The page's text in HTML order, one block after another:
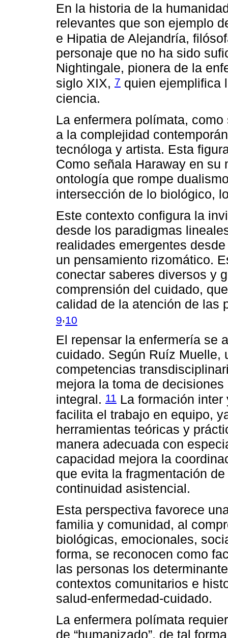
En la historia de la
relevantes que son ejemplo
e Hipatia de Alejandría,
personaje que no ha sido
Nightingale, pionera de la
siglo XIX, 7 quien ejemplifica
ciencia.
La enfermera polímata,
a la complejidad
tecnóloga y artista. Esta
Como señala Haraway en su
ontología que rompe
intersección de lo biológico,
Este contexto configura la
desde los paradigmas
realidades emergentes
un pensamiento rizomático.
conectar saberes diversos y
comprensión del cuidado,
calidad de la atención de las
9,10
El repensar la enfermería se
cuidado. Según Ruíz Muelle,
competencias
mejora la toma de
integral. 11 La formación
facilita el trabajo en equipo,
herramientas teóricas y
manera adecuada con
capacidad mejora la
que evita la fragmentación
continuidad asistencial.
Esta perspectiva favorece
familia y comunidad, al
biológicas, emocionales,
forma, se reconocen como
las personas los
contextos comunitarios e
salud-enfermedad-cuidado.
La enfermera polímata
de “humanizado”, de tal